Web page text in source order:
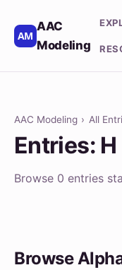
AAC
Modeling
AAC Modeling › All
Entries: H
Browse 0 entries
Browse